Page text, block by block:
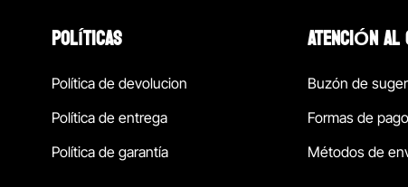
POLÍTICAS
Política de devolucion
Política de entrega
Política de garantía
ATENCIÓN AL
Buzón de
Formas de pago
Métodos de